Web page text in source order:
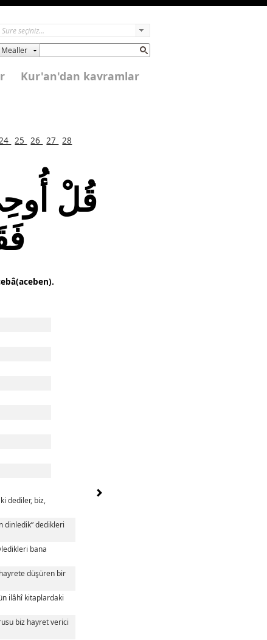
Mealler
Kur'an'dan kavramlar
25 26 27
28
قُلْ
dediler, biz,
dinledik” dedikleri
bana
düşüren bir
ilâhî kitaplardaki
biz hayret verici